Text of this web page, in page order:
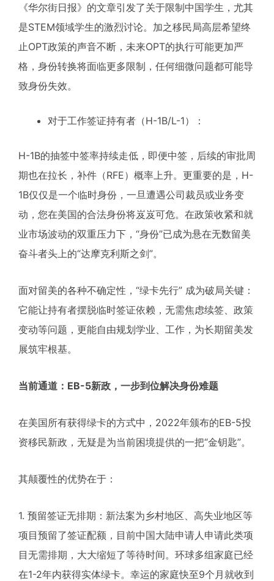
《华尔街日报》的文章引发了关于限制中国学生，尤其
是STEM领域学生的激烈讨论。加之移民局高层希望终
止OPT政策的声音不断，未来OPT的执行可能更加严
格，身份转换将面临更多限制，任何细微问题都可能导
致身份失效。
对于工作签证持有者（H-1B/L-1）：
H-1B的抽签中签率持续走低，即便中签，后续的审批周
期也在拉长，补件（RFE）概率上升。更重要的是，H-
1B仅仅是一个临时身份，一旦遭遇公司裁员或业务变
动，您在美国的合法身份将岌岌可危。在政策收紧和就
业市场波动的双重压力下，“身份”已成为悬在无数留美
奋斗者头上的“达摩克利斯之剑”。
面对留美的各种不确定性，“绿卡先行” 成为破局关键：
它能让持有者摆脱临时签证依赖，无需焦虑续签、政策
变动等问题，更能自由规划学业、工作，为长期留美发
展筑牢根基。
当前通道：EB-5新政，一步到位解决身份难题
在美国所有获得绿卡的方式中，2022年颁布的EB-5投
资移民新政，无疑是为当前困境提供的一把“金钥匙”。
其颠覆性的优势在于：
1. 预留签证无排期：新法案为乡村地区、高失业地区等
项目预留了签证配额，目前中国大陆申请人申请此类项
目无需排期，大大缩短了等待时间。环球多组家庭已经
在1-2年内获得实体绿卡。幸运的家庭快至9个月就收到